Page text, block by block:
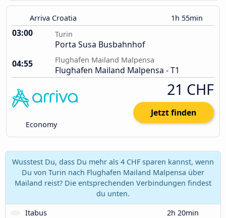
Arriva Croatia 1h 55min
03:00 Turin
Porta Susa Busbahnhof
04:55
Flughafen Mailand Malpensa
Flughafen Mailand Malpensa - T1
Economy
21 CHF
Jetzt finden
Wusstest Du, dass Du mehr als 4 CHF sparen kannst, wenn
Du von Turin nach Flughafen Mailand Malpensa über
Mailand reist? Die entsprechenden Verbindungen findest
du unten.
Itabus
2h 20min